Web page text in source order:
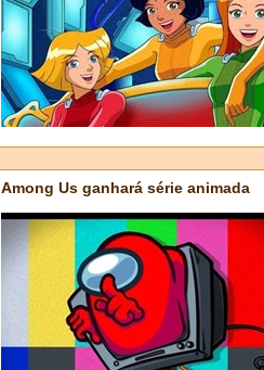
Among Us ganhará série animada